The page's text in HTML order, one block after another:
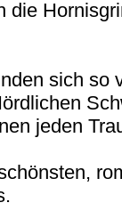
die
sich so
jeden